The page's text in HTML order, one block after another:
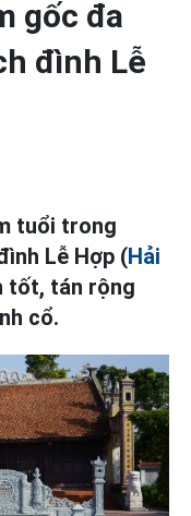
gốc đa
đình Lễ
tuổi trong
Lễ Hợp (Hải
tốt, tán rộng
cổ.